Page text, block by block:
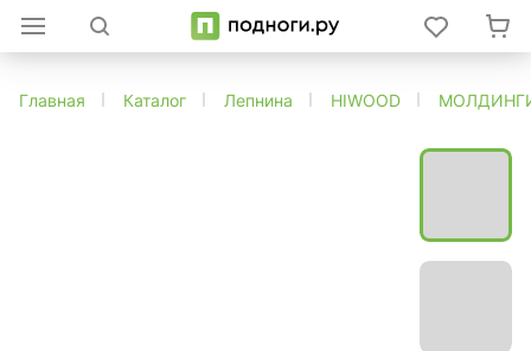
Главная Каталог Лепнина HIWOOD